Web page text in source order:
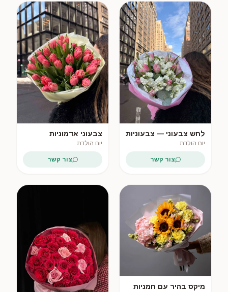
לחש צבעוני — צבעוניות
ושטוק
יום הולדת
צור קשר
צבעוני אדמוניות
יום הולדת
צור קשר
מיקס בהיר עם חמניות